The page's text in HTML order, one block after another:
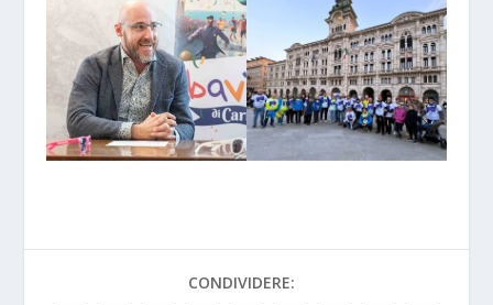
CONDIVIDERE: